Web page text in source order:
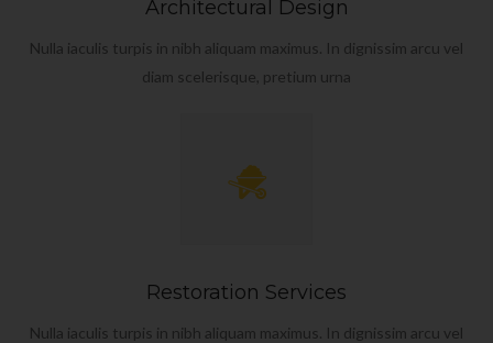
Architectural Design
Nulla iaculis turpis in nibh aliquam maximus. In dignissim arcu vel
diam scelerisque, pretium urna
Restoration Services
Nulla iaculis turpis in nibh aliquam maximus. In dignissim arcu vel